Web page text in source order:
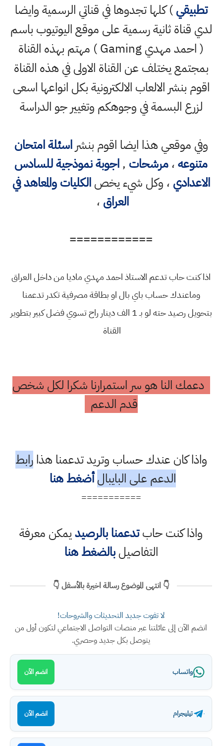
تطبيقي) كلها تجدوها في قناتي الرسمية وايضا
لدي قناة ثانية رسمية على موقع اليوتيوب باسم
( احمد مهدي Gaming ) مهتم بهذه القناة
بمجتمع يختلف عن القناة الاولى في هذه القناة
اقوم بنشر الالعاب الالكترونية بكل انواعها اسعى
لزرع البسمة في وجوهكم وتغيير جو الدراسة
وفي موقعي هذا ايضا اقوم بنشراسئلة امتحان
متنوعه،مرشحات ,اجوبة نموذجية للسادس
الاعدادي ، وكل شيء يخصالكليات والمعاهد في
العراق ،
============
اذا كنت حاب تدعم الاستاذ احمد مهدي ماديا من داخل العراق
وماعندك حساب باي بال او بطاقة مصرفية تكدر تدعمنا
بتحويل رصيد حته لو بـ 1 الف دينار راح تسوي فضل كبير بتطوير
القناة
دعمك النا هو سر استمرارنا شكرا لكل شخص
قدم الدعم
واذا كان عندك حساب وتريد تدعمنا هذارابط
الدعم على البايبال أضغط هنا
===========
واذا كنت حابتدعمنا بالرصيديمكن معرفة
التفاصيلبالضغط هنا
👇 انتهى الموضوع رسالة اخيرة بالأسفل 👇
لا تفوت جديد التحديثات والشروحات!
انضم الآن إلى عائلتنا عبر منصات التواصل الاجتماعي لتكون أول من
يتوصل بكل جديد وحصري.
واتساب انضم الآن
تيليجرام انضم الآن